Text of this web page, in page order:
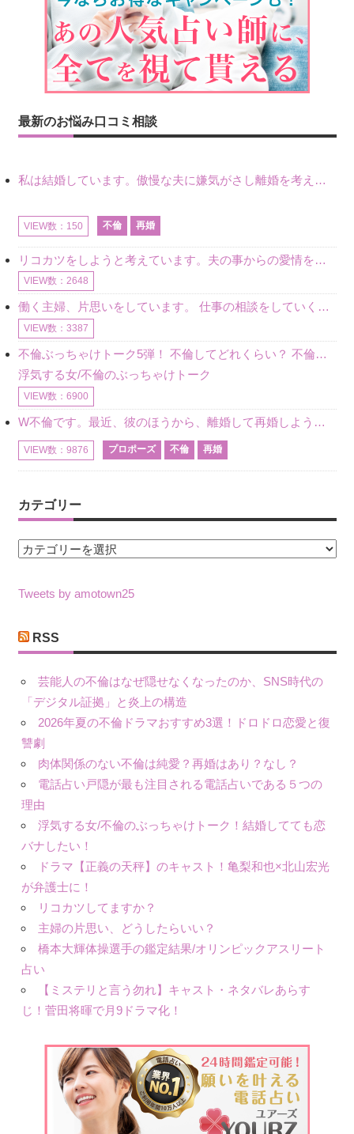
最新のお悩み口コミ相談
私は結婚しています。傲慢な夫に嫌気がさし離婚を考えていたときに、彼と出会いました。彼には恋人がいましたが、話をするうちに、夫とのことを相談するようにな
VIEW数：150 不倫 再婚
リコカツをしようと考えています。夫の事からの愛情を全く感じません。子供がいるので、子供が成長するまではと我慢しています。 まず、お金が必要だと考え、仕事の量も増やしました。ところが、夫は働かず、結局は
VIEW数：2648
働く主婦、片思いをしています。 仕事の相談をしていくうちに、彼のことを好きになりました。私には夫も子供もいます。不倫をしているわけでもなく、もちろん、この気持ちは誰にも話していません。 ラインをする関
VIEW数：3387
不倫ぶっちゃけトーク5弾！ 不倫してどれくらい？ 不倫のあれこれを、なんでもどうぞ♪♪
浮気する女/不倫のぶっちゃけトーク
VIEW数：6900
W不倫です。最近、彼のほうから、離婚して再婚しよう、と言ってきました。ハッキリいうと、そこまでは考えていませんでした。彼を好きな気持ちはあるし、彼なしの生活は考えられません。だけど、離婚して再婚すると
VIEW数：9876 プロポーズ 不倫 再婚
カテゴリー
カ
ゴ
ー
Tweets by amotown25
RSS
芸能人の不倫はなぜ隠せなくなったのか、SNS時代の
「デジタル証拠」と炎上の構造
2026年夏の不倫ドラマおすすめ3選！ドロドロ恋愛と復
讐劇
肉体関係のない不倫は純愛？再婚はあり？なし？
電話占い戸隠が最も注目される電話占いである５つの
理由
浮気する女/不倫のぶっちゃけトーク！結婚してても恋
バナしたい！
ドラマ【正義の天秤】のキャスト！亀梨和也×北山宏光
が弁護士に！
リコカツしてますか？
主婦の片思い、どうしたらいい？
橋本大輝体操選手の鑑定結果/オリンピックアスリート
占い
【ミステリと言う勿れ】キャスト・ネタバレあらす
じ！菅田将暉で月9ドラマ化！